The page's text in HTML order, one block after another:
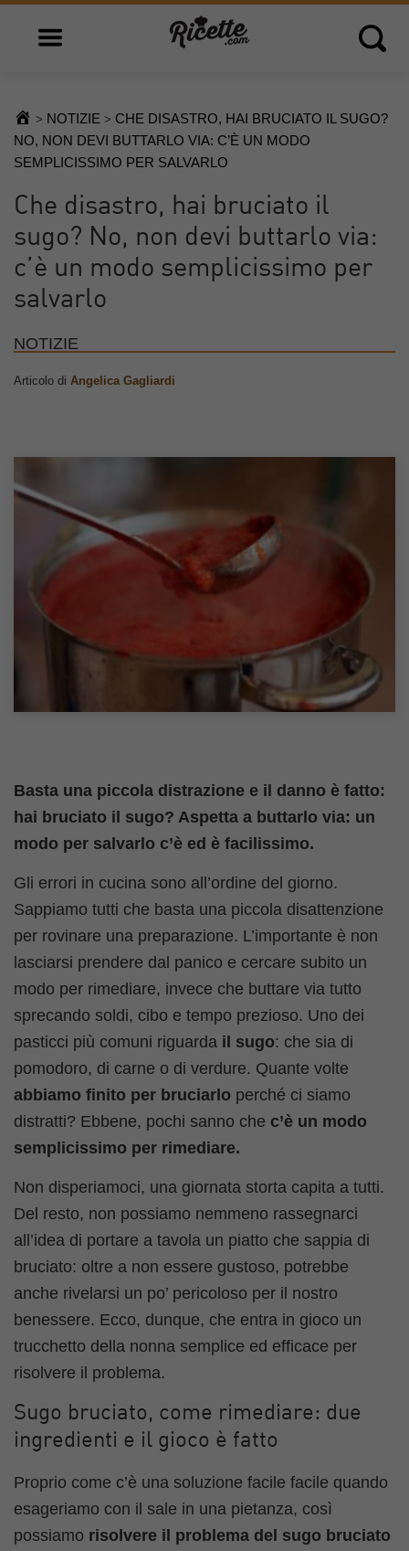
Open main menu Open
> NOTIZIE > CHE DISASTRO, HAI BRUCIATO IL SUGO?
NO, NON DEVI BUTTARLO VIA: C’È UN MODO
SEMPLICISSIMO PER SALVARLO
Che disastro, hai bruciato il
sugo? No, non devi buttarlo via:
c’è un modo semplicissimo per
salvarlo
NOTIZIE
Articolo di Angelica Gagliardi
Basta una piccola distrazione e il danno è fatto:
hai bruciato il sugo? Aspetta a buttarlo via: un
modo per salvarlo c’è ed è facilissimo.
Gli errori in cucina sono all’ordine del giorno.
Sappiamo tutti che basta una piccola disattenzione
per rovinare una preparazione. L’importante è non
lasciarsi prendere dal panico e cercare subito un
modo per rimediare, invece che buttare via tutto
sprecando soldi, cibo e tempo prezioso. Uno dei
pasticci più comuni riguarda il sugo: che sia di
pomodoro, di carne o di verdure. Quante volte
abbiamo finito per bruciarlo perché ci siamo
distratti? Ebbene, pochi sanno che c’è un modo
semplicissimo per rimediare.
Non disperiamoci, una giornata storta capita a tutti.
Del resto, non possiamo nemmeno rassegnarci
all’idea di portare a tavola un piatto che sappia di
bruciato: oltre a non essere gustoso, potrebbe
anche rivelarsi un po’ pericoloso per il nostro
benessere. Ecco, dunque, che entra in gioco un
trucchetto della nonna semplice ed efficace per
risolvere il problema.
Sugo bruciato, come rimediare: due
ingredienti e il gioco è fatto
Proprio come c’è una soluzione facile facile quando
esageriamo con il sale in una pietanza, così
possiamo risolvere il problema del sugo bruciato